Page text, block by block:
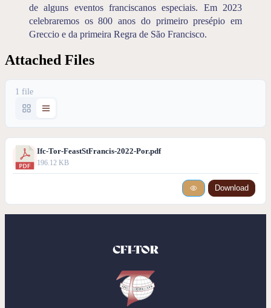
de alguns eventos franciscanos especiais. Em 2023
celebraremos os 800 anos do primeiro presépio em
Greccio e da primeira Regra de São Francisco.
Attached Files
1 file
Ifc-Tor-FeastStFrancis-2022-Por.pdf
196.12 KB
Download
CFI-TOR